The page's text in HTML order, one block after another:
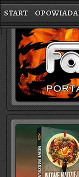
START
}